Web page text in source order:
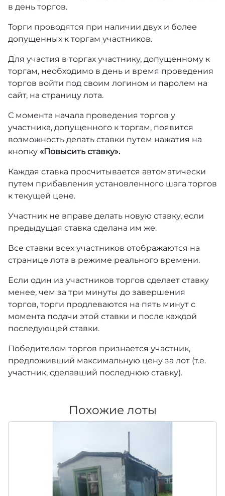
в день торгов.
Торги проводятся при наличии двух и более
допущенных к торгам участников.
Для участия в торгах участнику, допущенному к
торгам, необходимо в день и время проведения
торгов войти под своим логином и паролем на
сайт, на страницу лота.
С момента начала проведения торгов у
участника, допущенного к торгам, появится
возможность делать ставки путем нажатия на
кнопку «Повысить ставку».
Каждая ставка просчитывается автоматически
путем прибавления установленного шага торгов
к текущей цене.
Участник не вправе делать новую ставку, если
предыдущая ставка сделана им же.
Все ставки всех участников отображаются на
странице лота в режиме реального времени.
Если один из участников торгов сделает ставку
менее, чем за три минуты до завершения
торгов, торги продлеваются на пять минут с
момента подачи этой ставки и после каждой
последующей ставки.
Победителем торгов признается участник,
предложивший максимальную цену за лот (т.е.
участник, сделавший последнюю ставку).
Похожие лоты